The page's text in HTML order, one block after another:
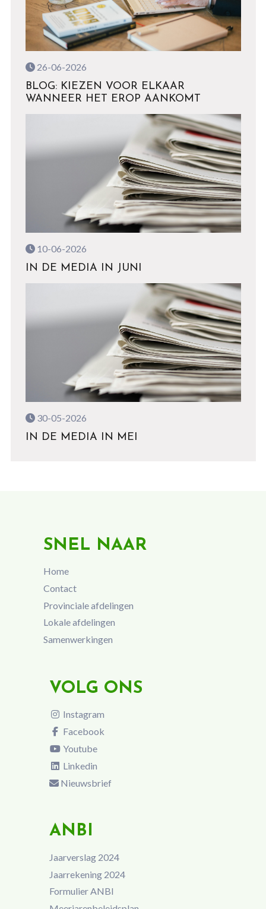
26-06-2026
BLOG: KIEZEN VOOR ELKAAR
WANNEER HET EROP AANKOMT
10-06-2026
IN DE MEDIA IN JUNI
30-05-2026
IN DE MEDIA IN MEI
SNEL NAAR
Home
Contact
Provinciale afdelingen
Lokale afdelingen
Samenwerkingen
VOLG ONS
Instagram
Facebook
Youtube
Linkedin
Nieuwsbrief
ANBI
Jaarverslag 2024
Jaarrekening 2024
Formulier ANBI